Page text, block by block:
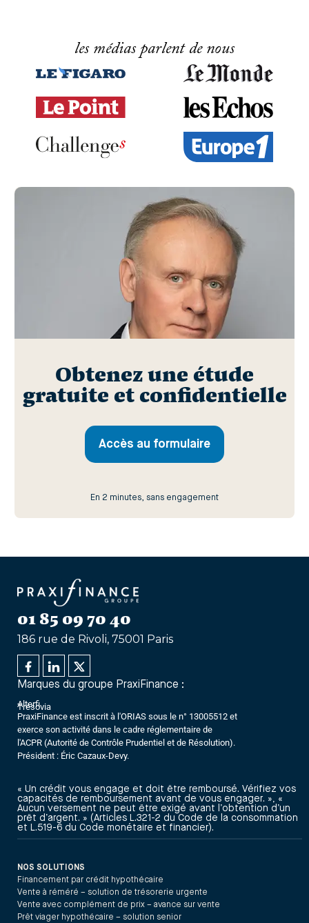
les médias parlent de nous
Obtenez une étude
gratuite et confidentielle
Accès au formulaire
En 2 minutes, sans engagement
01 85 09 70 40
186 rue de Rivoli, 75001 Paris
Marques du groupe PraxiFinance :
Alterfi
Trésovia
PraxiFinance est inscrit à l'ORIAS sous le n° 13005512 et
exerce son activité dans le cadre réglementaire de
l'ACPR (Autorité de Contrôle Prudentiel et de Résolution).
Président : Éric Cazaux-Devy.
« Un crédit vous engage et doit être remboursé. Vérifiez vos
capacités de remboursement avant de vous engager. », «
Aucun versement ne peut être exigé avant l’obtention d’un
prêt d’argent. » (Articles L.321-2 du Code de la consommation
et L.519-6 du Code monétaire et financier).
NOS SOLUTIONS
Financement par crédit hypothécaire
Vente à réméré – solution de trésorerie urgente
Vente avec complément de prix – avance sur vente
Prêt viager hypothécaire – solution senior